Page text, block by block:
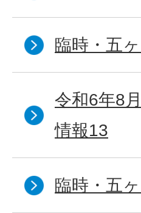
臨時・五
令和6年8
情報13
臨時・五